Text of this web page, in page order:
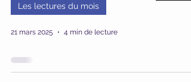
Les lectures du mois
21 mars 2025 4 min de lecture